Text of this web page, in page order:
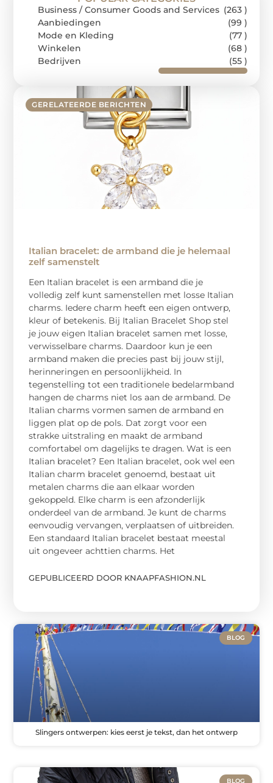
GERELATEERDE BERICHTEN
Italian bracelet: de armband die je helemaal
zelf samenstelt
Een Italian bracelet is een armband die je
volledig zelf kunt samenstellen met losse Italian
charms. Iedere charm heeft een eigen ontwerp,
kleur of betekenis. Bij Italian Bracelet Shop stel
je jouw eigen Italian bracelet samen met losse,
verwisselbare charms. Daardoor kun je een
armband maken die precies past bij jouw stijl,
herinneringen en persoonlijkheid. In
tegenstelling tot een traditionele bedelarmband
hangen de charms niet los aan de armband. De
Italian charms vormen samen de armband en
liggen plat op de pols. Dat zorgt voor een
strakke uitstraling en maakt de armband
comfortabel om dagelijks te dragen. Wat is een
Italian bracelet? Een Italian bracelet, ook wel een
Italian charm bracelet genoemd, bestaat uit
metalen charms die aan elkaar worden
gekoppeld. Elke charm is een afzonderlijk
onderdeel van de armband. Je kunt de charms
eenvoudig vervangen, verplaatsen of uitbreiden.
Een standaard Italian bracelet bestaat meestal
uit ongeveer achttien charms. Het
GEPUBLICEERD DOOR KNAAPFASHION.NL
Business / Consumer Goods and Services (263 )
Aanbiedingen
(99 )
Mode en Kleding
(77 )
Winkelen
(68 )
Bedrijven
(55 )
BLOG
Slingers ontwerpen: kies eerst je tekst, dan het ontwerp
BLOG